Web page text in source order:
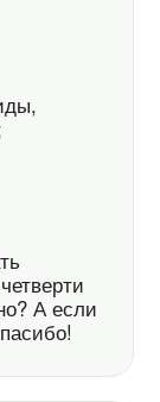
А если